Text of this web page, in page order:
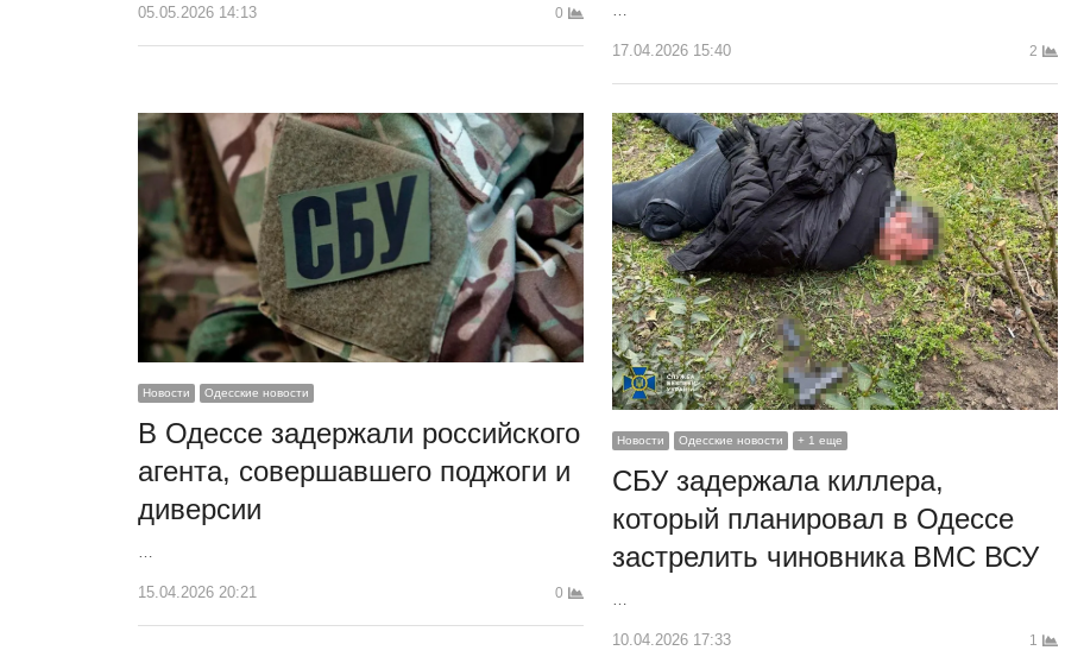
05.05.2026 14:13 0 …
17.04.2026 15:40 2
Новости Одесские новости
В Одессе задержали российского
агента, совершавшего поджоги и
диверсии
…
15.04.2026 20:21 0
Новости Одесские новости + 1 еще
СБУ задержала киллера,
который планировал в Одессе
застрелить чиновника ВМС ВСУ
10.04.2026 17:33 1